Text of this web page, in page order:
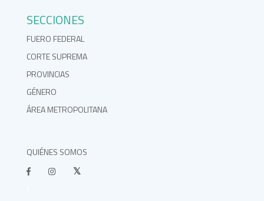
SECCIONES
FUERO FEDERAL
CORTE SUPREMA
PROVINCIAS
GÉNERO
ÁREA METROPOLITANA
QUIÉNES SOMOS